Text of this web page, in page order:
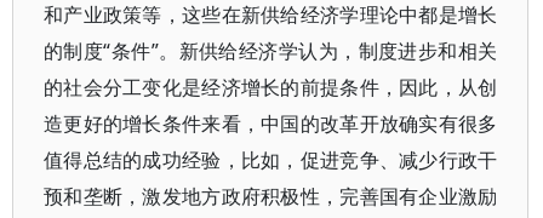
和产业政策等，这些在新供给经济学理论中都是增长
的制度“条件”。新供给经济学认为，制度进步和相关
的社会分工变化是经济增长的前提条件，因此，从创
造更好的增长条件来看，中国的改革开放确实有很多
值得总结的成功经验，比如，促进竞争、减少行政干
预和垄断，激发地方政府积极性，完善国有企业激励